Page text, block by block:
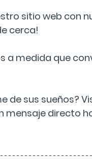
sitio web con
cerca!
a medida que
de sus sueños?
mensaje directo